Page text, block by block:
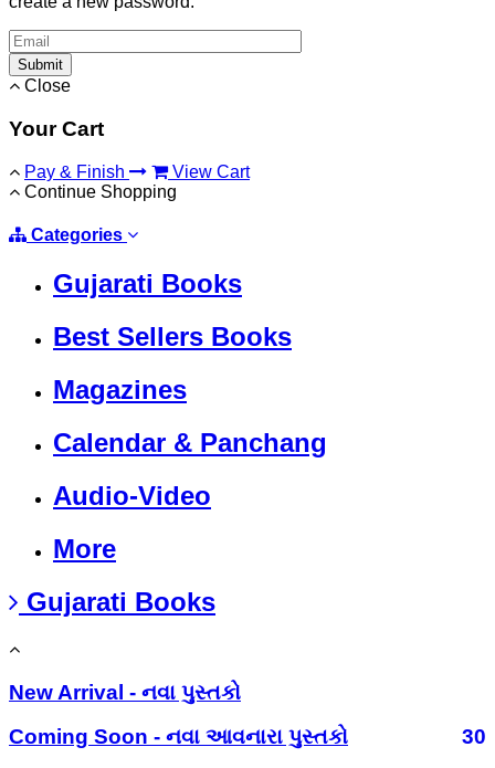
Submit
Close
Your Cart
Pay & Finish
View Cart
Continue Shopping
Categories
Gujarati Books
Best Sellers Books
Magazines
Calendar & Panchang
Audio-Video
More
Gujarati Books
New Arrival - નવા પુસ્તકો
Coming Soon - નવા આવનારા પુસ્તકો
30